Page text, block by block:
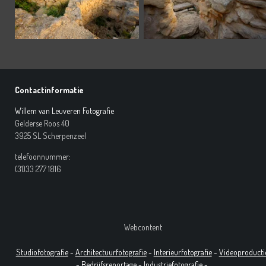
Contactinformatie
Willem van Leuveren Fotografie
Gelderse Roos 40
3925 SL Scherpenzeel
telefoonnummer:
(31)33 277 1816
Webcontent
Studiofotografie- Architectuurfotografie- Interieurfotografie-